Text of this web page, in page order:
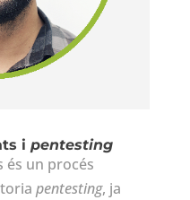
i pentesting
és un procés
pentesting, ja